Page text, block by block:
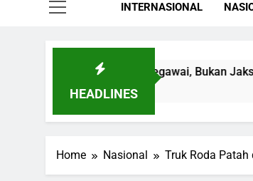
INTERNASIONAL
HEADLINES
Posisi Sebagai Pegawai, Bukan Jaksa
Home Nasional Truk Roda